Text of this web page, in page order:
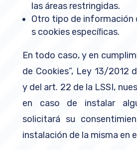
las áreas restringidas.
Otro tipo de información
s cookies especíﬁcas.
En todo caso, y en
de Cookies”, Ley 13/2012
y del art. 22 de la LSSI,
en caso de instalar
solicitará su
instalación de la misma en